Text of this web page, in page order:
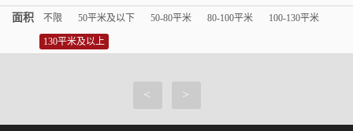
面积 不限 50平米及以下 50-80平米 80-100平米 100-130平米
130平米及以上
< >